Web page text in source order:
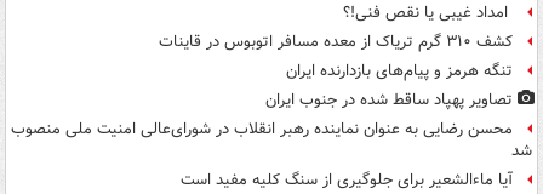
امداد غیبی یا نقص فنی!؟
کشف ۳۱۰ گرم تریاک از معده مسافر اتوبوس در قاینات
تنگه هرمز و پیام‌های بازدارنده ایران
تصاویر پهپاد ساقط شده در جنوب ایران
محسن رضایی به عنوان نماینده رهبر انقلاب در شورای‌عالی امنیت ملی منصوب
شد
آیا ماءالشعیر برای جلوگیری از سنگ کلیه مفید است